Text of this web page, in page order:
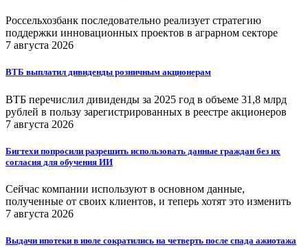
Россельхозбанк последовательно реализует стратегию
поддержки инновационных проектов в аграрном секторе
7 августа 2026
ВТБ выплатил дивиденды розничным акционерам
ВТБ перечислил дивиденды за 2025 год в объеме 31,8 млрд
рублей в пользу зарегистрированных в реестре акционеров
7 августа 2026
Бигтехи попросили разрешить использовать данные граждан без их
согласия для обучения ИИ
Сейчас компании используют в основном данные,
полученные от своих клиентов, и теперь хотят это изменить
7 августа 2026
Выдачи ипотеки в июле сократились на четверть после спада ажиотажа